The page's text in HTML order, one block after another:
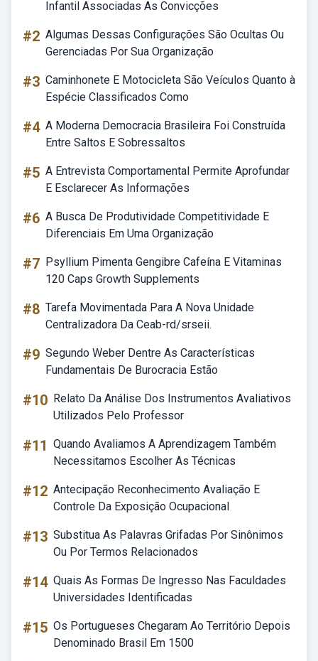
Infantil Associadas As Convicções
#2 Algumas Dessas Configurações São Ocultas Ou
Gerenciadas Por Sua Organização
#3 Caminhonete E Motocicleta São Veículos Quanto à
Espécie Classificados Como
#4 A Moderna Democracia Brasileira Foi Construída
Entre Saltos E Sobressaltos
#5 A Entrevista Comportamental Permite Aprofundar
E Esclarecer As Informações
#6 A Busca De Produtividade Competitividade E
Diferenciais Em Uma Organização
#7 Psyllium Pimenta Gengibre Cafeína E Vitaminas
120 Caps Growth Supplements
#8 Tarefa Movimentada Para A Nova Unidade
Centralizadora Da Ceab-rd/srseii.
#9 Segundo Weber Dentre As Características
Fundamentais De Burocracia Estão
#10 Relato Da Análise Dos Instrumentos Avaliativos
Utilizados Pelo Professor
#11 Quando Avaliamos A Aprendizagem Também
Necessitamos Escolher As Técnicas
#12 Antecipação Reconhecimento Avaliação E
Controle Da Exposição Ocupacional
#13 Substitua As Palavras Grifadas Por Sinônimos
Ou Por Termos Relacionados
#14 Quais As Formas De Ingresso Nas Faculdades
Universidades Identificadas
#15 Os Portugueses Chegaram Ao Território Depois
Denominado Brasil Em 1500